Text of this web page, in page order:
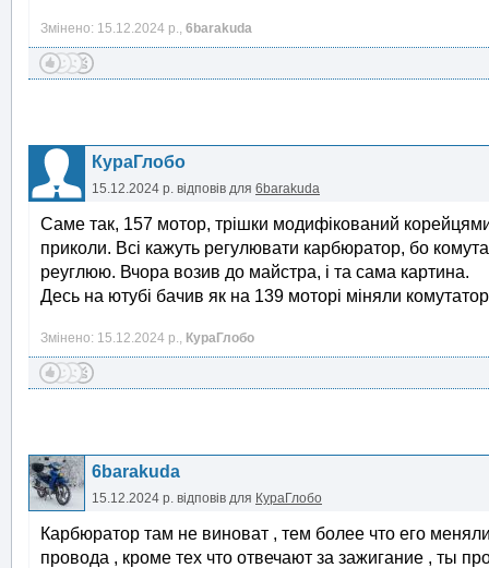
Змінено: 15.12.2024 р., 6barakuda
КураГлобо
15.12.2024 р. відповів для 6barakuda
Саме так, 157 мотор, трішки модифікований
приколи. Всі кажуть регулювати карбюратор, бо
реуглюю. Вчора возив до майстра, і та сама картина.
Десь на ютубі бачив як на 139 моторі міняли
Змінено: 15.12.2024 р., КураГлобо
6barakuda
15.12.2024 р. відповів для КураГлобо
Карбюратор там не виноват , тем более что его
провода , кроме тех что отвечают за зажигание , ты